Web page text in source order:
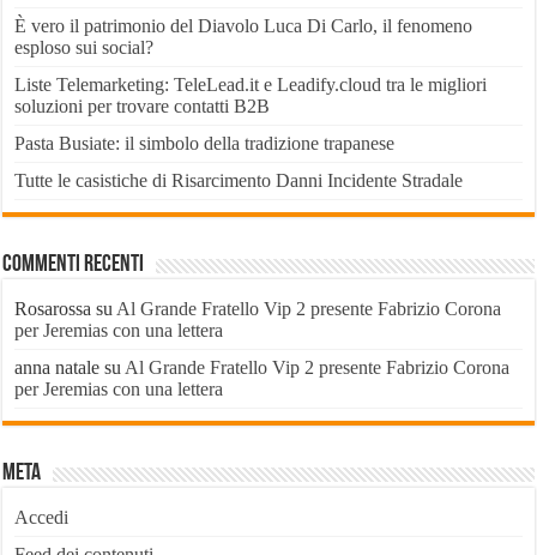
È vero il patrimonio del Diavolo Luca Di Carlo, il fenomeno
esploso sui social?
Liste Telemarketing: TeleLead.it e Leadify.cloud tra le migliori
soluzioni per trovare contatti B2B
Pasta Busiate: il simbolo della tradizione trapanese
Tutte le casistiche di Risarcimento Danni Incidente Stradale
Commenti recenti
Rosarossa su Al Grande Fratello Vip 2 presente Fabrizio Corona
per Jeremias con una lettera
anna natale su Al Grande Fratello Vip 2 presente Fabrizio Corona
per Jeremias con una lettera
Meta
Accedi